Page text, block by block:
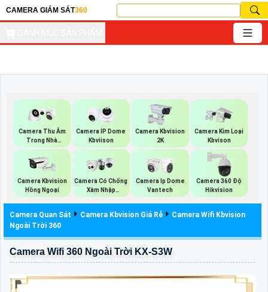
CAMERA GIÁM SÁT360
Camera Thu Âm
Trong Nhà
Kbvision
Camera IP Dome
Kbviison
Camera Kbvision
2K
Camera Kim Loại
Kbvison
Camera Kbvision
Hồng Ngoại
Camera Có Chống
Xâm Nhập
Kbvision
Camera Ip Dome
Vantech
Camera 360 Độ
Hikvision
Camera Quan Sát Camera Kbvision Giá Rẻ
Camera Wifi Kbvision
Ngoài Trời 360
Camera Wifi 360 Ngoài Trời KX-S3W